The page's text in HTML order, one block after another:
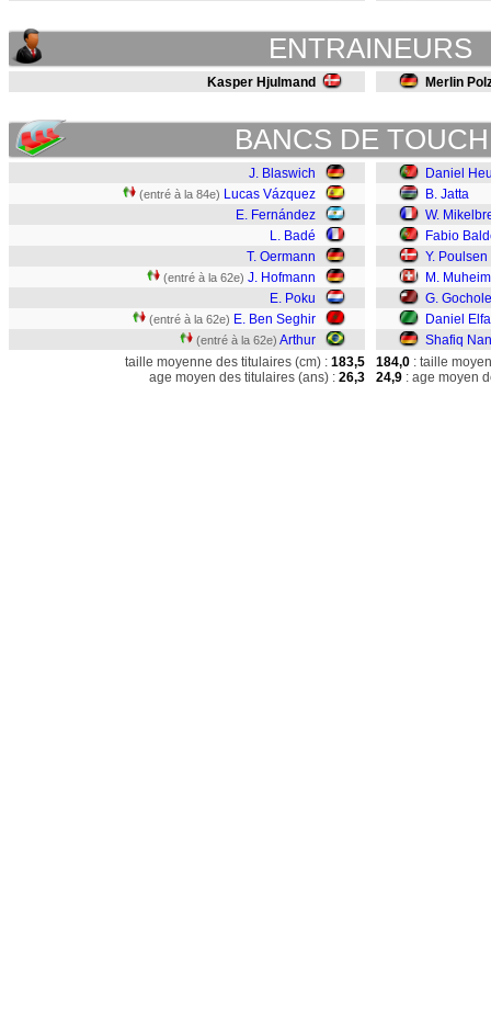
ENTRAINEURS
Kasper Hjulmand Merlin
BANCS DE
J. Blaswich
(entré à la 84e) Lucas Vázquez
E. Fernández
L. Badé
T. Oermann
(entré à la 62e) J. Hofmann
E. Poku
(entré à la 62e) E. Ben Seghir
(entré à la 62e) Arthur
Daniel
B. Jatta
W.
Fabio
Y. Poulsen
M. Muheim
G.
Daniel
Shafiq
taille moyenne des titulaires (cm) : 183,5
age moyen des titulaires (ans) : 26,3
184,0 : taille
24,9 : age moyen